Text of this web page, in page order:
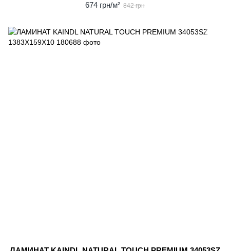
674 грн/м² 842 грн